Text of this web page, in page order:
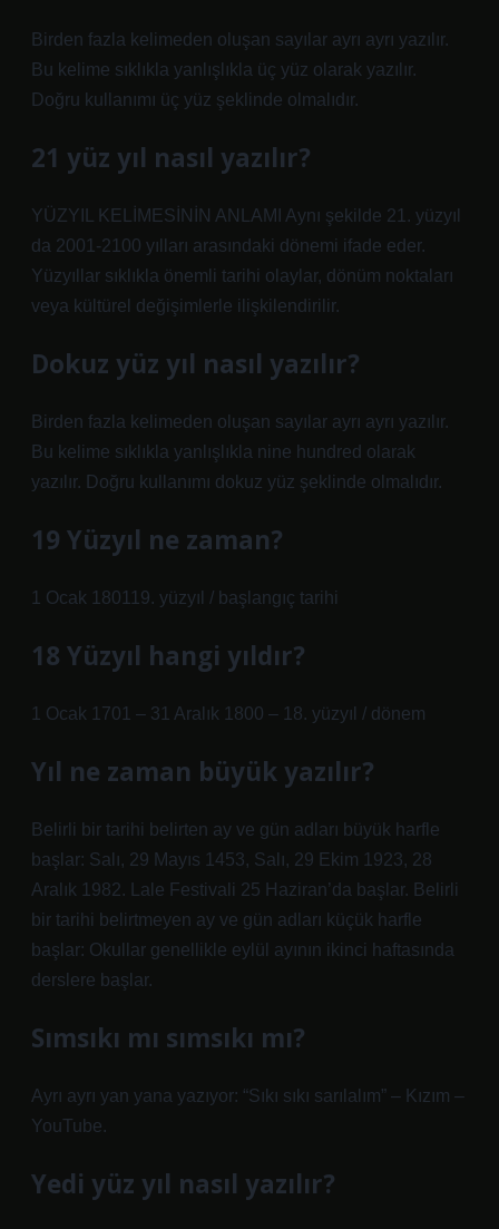
Birden fazla kelimeden oluşan sayılar ayrı ayrı yazılır.
Bu kelime sıklıkla yanlışlıkla üç yüz olarak yazılır.
Doğru kullanımı üç yüz şeklinde olmalıdır.
21 yüz yıl nasıl yazılır?
YÜZYIL KELİMESİNİN ANLAMI Aynı şekilde 21. yüzyıl
da 2001-2100 yılları arasındaki dönemi ifade eder.
Yüzyıllar sıklıkla önemli tarihi olaylar, dönüm noktaları
veya kültürel değişimlerle ilişkilendirilir.
Dokuz yüz yıl nasıl yazılır?
Birden fazla kelimeden oluşan sayılar ayrı ayrı yazılır.
Bu kelime sıklıkla yanlışlıkla nine hundred olarak
yazılır. Doğru kullanımı dokuz yüz şeklinde olmalıdır.
19 Yüzyıl ne zaman?
1 Ocak 180119. yüzyıl / başlangıç ​​tarihi
18 Yüzyıl hangi yıldır?
1 Ocak 1701 – 31 Aralık 1800 – 18. yüzyıl / dönem
Yıl ne zaman büyük yazılır?
Belirli bir tarihi belirten ay ve gün adları büyük harfle
başlar: Salı, 29 Mayıs 1453, Salı, 29 Ekim 1923, 28
Aralık 1982. Lale Festivali 25 Haziran’da başlar. Belirli
bir tarihi belirtmeyen ay ve gün adları küçük harfle
başlar: Okullar genellikle eylül ayının ikinci haftasında
derslere başlar.
Sımsıkı mı sımsıkı mı?
Ayrı ayrı yan yana yazıyor: “Sıkı sıkı sarılalım” – Kızım –
YouTube.
Yedi yüz yıl nasıl yazılır?